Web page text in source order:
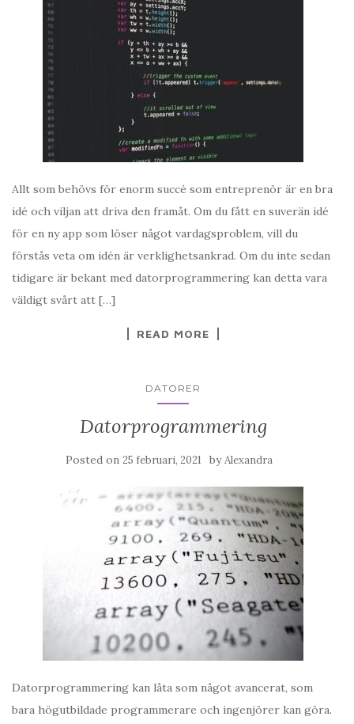
Allt som behövs för enorm succé som entreprenör är en bra
idé och viljan att driva den framåt. Om du fått en suverän idé
för en ny app som löser något vardagsproblem, vill du
förstås veta om idén är verklighetsankrad. Om du inte sedan
tidigare är bekant med datorprogrammering kan detta vara
väldigt svårt att […]
READ MORE
DATORER
Datorprogrammering
Posted on 25 februari, 2021 byAlexandra
Datorprogrammering kan låta som något avancerat, som
bara högutbildade programmerare och ingenjörer kan göra.